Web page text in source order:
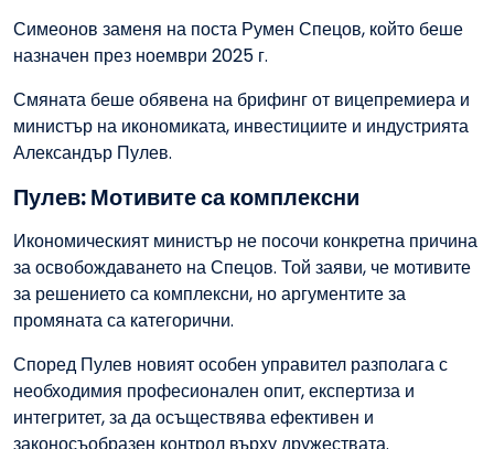
Симеонов заменя на поста Румен Спецов, който беше
назначен през ноември 2025 г.
Смяната беше обявена на брифинг от вицепремиера и
министър на икономиката, инвестициите и индустрията
Александър Пулев.
Пулев: Мотивите са комплексни
Икономическият министър не посочи конкретна причина
за освобождаването на Спецов. Той заяви, че мотивите
за решението са комплексни, но аргументите за
промяната са категорични.
Според Пулев новият особен управител разполага с
необходимия професионален опит, експертиза и
интегритет, за да осъществява ефективен и